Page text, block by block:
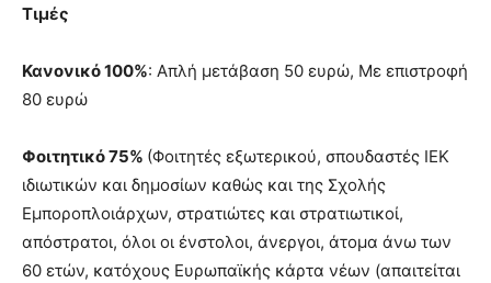
Τιμές
Κανονικό 100%: Απλή μετάβαση 50 ευρώ, Με επιστροφή
80 ευρώ
Φοιτητικό 75% (Φοιτητές εξωτερικού, σπουδαστές ΙΕΚ
ιδιωτικών και δημοσίων καθώς και της Σχολής
Εμποροπλοιάρχων, στρατιώτες και στρατιωτικοί,
απόστρατοι, όλοι οι ένστολοι, άνεργοι, άτομα άνω των
60 ετών, κατόχους Ευρωπαϊκής κάρτα νέων (απαιτείται